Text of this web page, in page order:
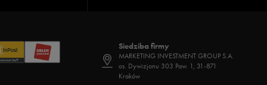
Siedziba firmy
MARKETING INVESTMENT GROUP S.A.
os. Dywizjonu 303 Paw. 1, 31-871
Kraków